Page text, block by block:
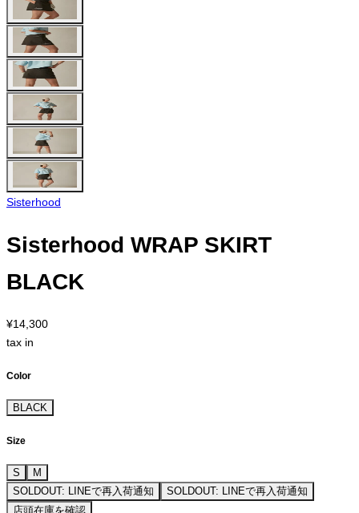
Sisterhood
Sisterhood WRAP SKIRT
BLACK
¥14,300
tax in
Color
BLACK
Size
S
M
SOLDOUT: LINEで再入荷通知
SOLDOUT: LINEで再入荷通知
店頭在庫を確認